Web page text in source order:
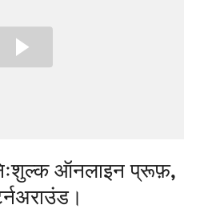
ऑनलाइन प्रूफ़,